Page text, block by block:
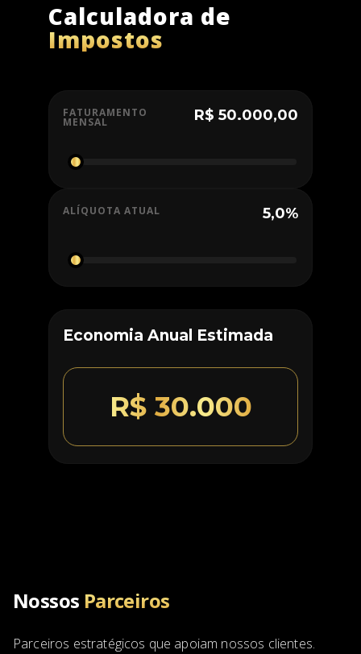
Calculadora de
Impostos
FATURAMENTO
MENSAL R$ 50.000,00
ALÍQUOTA ATUAL 5,0%
Economia Anual Estimada
R$ 30.000
Nossos Parceiros
Parceiros estratégicos que apoiam nossos clientes.